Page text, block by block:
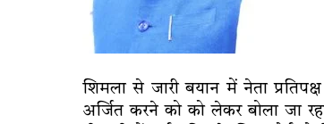
शिमला से जारी बयान में नेता
अर्जित करने को को लेकर बोला जा